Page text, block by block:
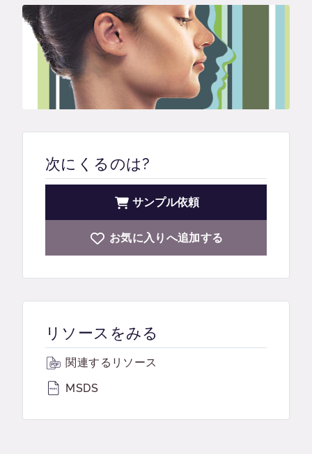
次にくるのは?
サンプル依頼
お気に入りへ追加する
リソースをみる
関連するリソース
MSDS